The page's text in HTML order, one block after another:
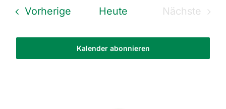
VorherigeVeranstaltungen
Heute
Nächste
Kalender abonnieren